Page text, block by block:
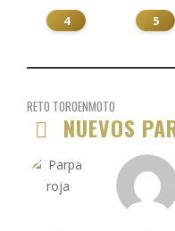
4 5
RETO TOROENMOTO
NUEVOS